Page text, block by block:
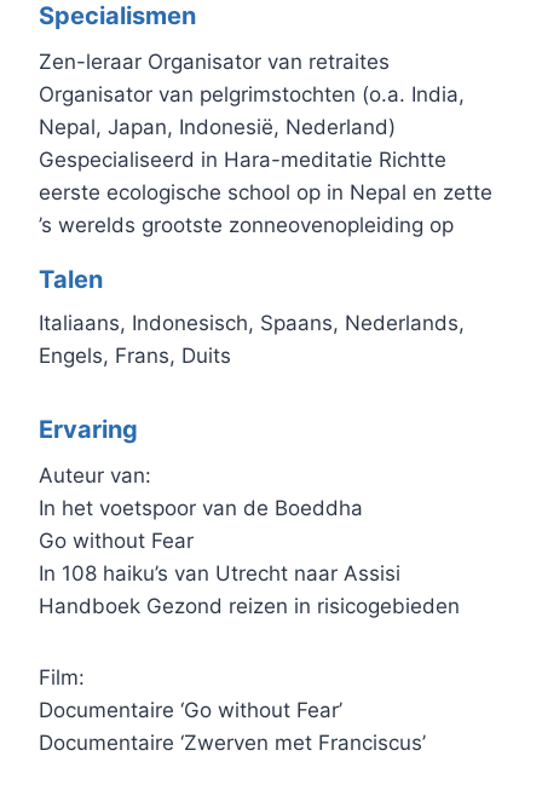
Specialismen
Zen-leraar Organisator van retraites
Organisator van pelgrimstochten (o.a. India,
Nepal, Japan, Indonesië, Nederland)
Gespecialiseerd in Hara-meditatie Richtte
eerste ecologische school op in Nepal en zette
’s werelds grootste zonneovenopleiding op
Talen
Italiaans, Indonesisch, Spaans, Nederlands,
Engels, Frans, Duits
Ervaring
Auteur van:
In het voetspoor van de Boeddha
Go without Fear
In 108 haiku’s van Utrecht naar Assisi
Handboek Gezond reizen in risicogebieden
Film:
Documentaire ‘Go without Fear’
Documentaire ‘Zwerven met Franciscus’